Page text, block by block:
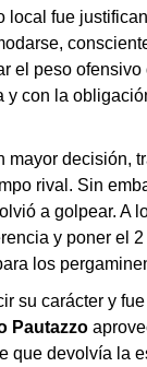
local fue
el peso
con la
decisión,
rival. Sin
a golpear. A
y poner el
los
su carácter y
Pautazzo
que devolvía la